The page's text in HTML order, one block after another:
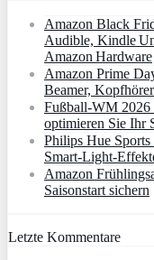
Amazon Black
Audible, Kindle
Amazon Hardware
Amazon Prime
Beamer,
Fußball-WM 2026
optimieren Sie Ihr
Philips Hue
Amazon
Saisonstart sichern
Letzte Kommentare